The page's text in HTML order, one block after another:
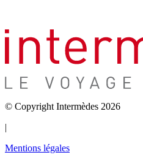
© Copyright Intermèdes 2026
|
Mentions légales